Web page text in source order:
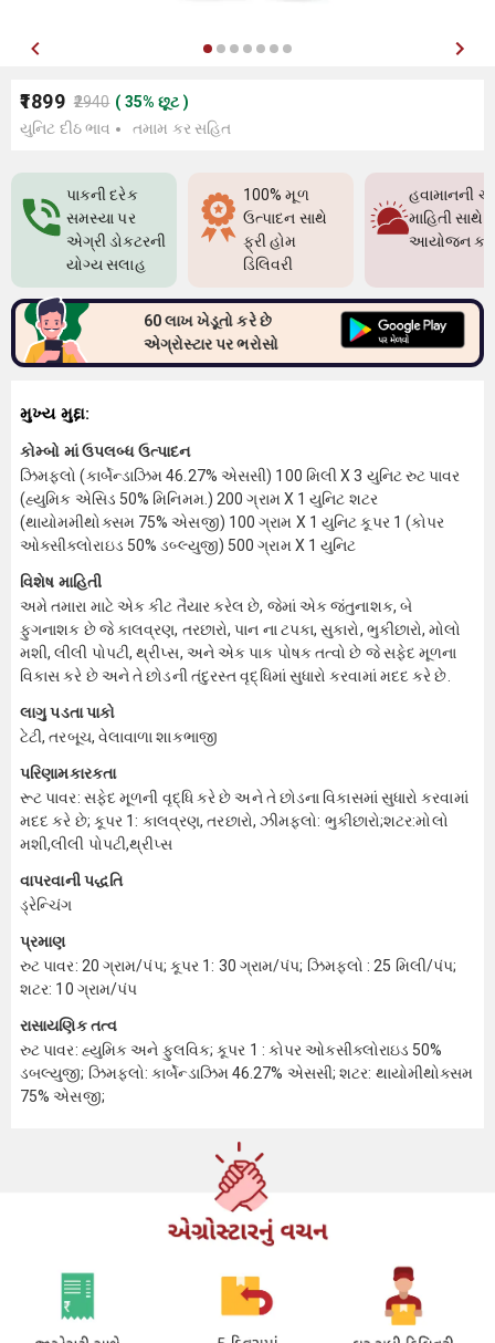
₹1899 ₹2940 ( 35% છૂટ)
યુનિટ દીઠ ભાવ
તમામ કર સહિત
પાકની દરેક
સમસ્યા પર
એગ્રી ડોક્ટરની
યોગ્ય સલાહ
100% મૂળ
ઉત્પાદન સાથે
ફ્રી હોમ
ડિલિવરી
હવામાનની
માહિતી સાથે
આયોજન
60 લાખ ખેડૂતો કરે છે
એગ્રોસ્ટાર પર ભરોસો
મુખ્ય મુદ્દા:
કોમ્બો માં ઉપલબ્ધ ઉત્પાદન
ઝિમફ્લો (કાર્બેન્ડાઝિમ 46.27% એસસી) 100 મિલી X 3 યુનિટ રુટ પાવર
(હ્યુમિક એસિડ 50% મિનિમમ.) 200 ગ્રામ X 1 યુનિટ શટર
(થાયોમમીથોક્સમ 75% એસજી) 100 ગ્રામ X 1 યુનિટ કૂપર 1 (કોપર
ઓક્સીક્લોરાઇડ 50% ડબ્લ્યુજી) 500 ગ્રામ X 1 યુનિટ
વિશેષ માહિતી
અમે તમારા માટે એક કીટ તૈયાર કરેલ છે, જેમાં એક જંતુનાશક, બે
ફુગનાશક છે જે કાલવ્રણ, તરછારો, પાન ના ટપકા, સુકારો, ભુકીછારો, મોલો
મશી, લીલી પોપટી, થ્રીપ્સ, અને એક પાક પોષક તત્વો છે જે સફેદ મૂળના
વિકાસ કરે છે અને તે છોડની તંદુરસ્ત વૃદ્ધિમાં સુધારો કરવામાં મદદ કરે છે.
લાગુ પડતા પાકો
ટેટી, તરબૂચ, વેલાવાળા શાકભાજી
પરિણામકારકતા
રૂટ પાવર: સફેદ મૂળની વૃદ્ધિ કરે છે અને તે છોડના વિકાસમાં સુધારો કરવામાં
મદદ કરે છે; કૂપર 1: કાલવ્રણ, તરછારો, ઝીમફ્લો: ભુકીછારો;શટર:મોલો
મશી,લીલી પોપટી,થ્રીપ્સ
વાપરવાની પદ્ધતિ
ડ્રેન્ચિંગ
પ્રમાણ
રુટ પાવર: 20 ગ્રામ/પંપ; કૂપર 1: 30 ગ્રામ/પંપ; ઝિમફ્લો : 25 મિલી/પંપ;
શટર: 10 ગ્રામ/પંપ
રાસાયણિક તત્વ
રુટ પાવર: હ્યુમિક અને ફુલવિક; કૂપર 1 : કોપર ઓક્સીક્લોરાઇડ 50%
ડબલ્યુજી; ઝિમફ્લો: કાર્બેન્ડાઝિમ 46.27% એસસી; શટર: થાયોમીથોક્સમ
75% એસજી;